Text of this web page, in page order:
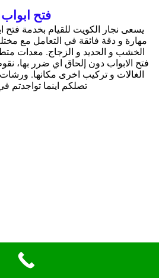
فتح ابواب
يسعى نجار الكويت للقيام بخدمة فتح
مهارة و دقة فائقة في التعامل مع
الخشب و الحديد و الزجاج. معدات
فتح الابواب دون إلحاق اي ضرر بها،
الغالات و تركيب اخرى مكانها.
تصلكم اينما تواجدتم